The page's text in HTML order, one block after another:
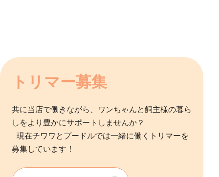
トリマー募集
共に当店で働きながら、ワンちゃんと飼主様の暮ら
しをより豊かにサポートしませんか？
現在チワワとプードルでは一緒に働くトリマーを
募集しています！